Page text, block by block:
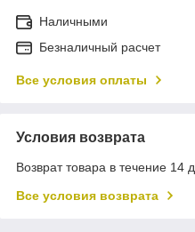
Наличными
Безналичный расчет
Все условия оплаты
Условия возврата
Возврат товара в течение 14
Все условия возврата